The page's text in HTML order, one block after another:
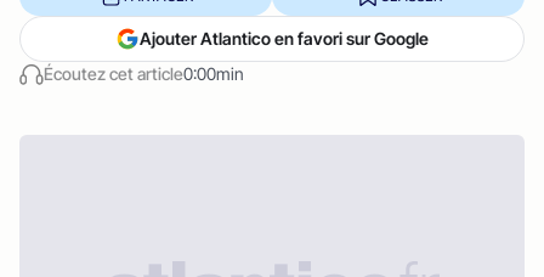
Écoutez cet article0:00min
Ajouter Atlantico en favori sur Google